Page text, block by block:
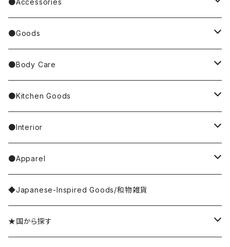
Richard Scarry/リチャード・スキャリー
Palnart Poc
4F Palnart Poc（cat）
Hannah Turner
Casselini/HEY! Mrs ROSE
Goma
yao
Olya
BETTY BOOP
PINGU
rabbit／うさぎ
Tote Bag
Other Bag
Pouch
Handkerchief／Towel／TENUGUI
Socks
Stole／Muffler
Glove／Arm cover
Umbrella
Wallet
●Accessories
earrings／ピアス
clip on earrings／イヤリング
ear cuff／イヤーカフ
necklace／ネックレス
ring／リング
bracelet／ブレスレット
brooch／ブローチ
●Goods
Mirror
ornaments／accessory case
toys／stuffed toy
stationery
key ring
perfume bottle
●Body Care
hand soap
hand cream
bar soap
●Kitchen Goods
tableware
placemat
dishcloth
coaster
●Interior
room shoes
rug／tapestry
lumpshade
●Apparel
tops
outer
◆Japanese-Inspired Goods/和物雑貨
★国から探す